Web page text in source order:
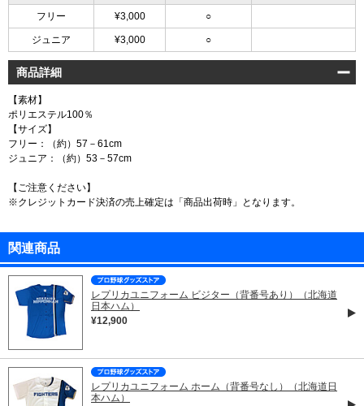
フリー ¥3,000 ○
ジュニア ¥3,000 ○
商品詳細
【素材】
ポリエステル100％
【サイズ】
フリー：（約）57－61cm
ジュニア：（約）53－57cm
【ご注意ください】
※クレジットカード決済の売上確定は「商品出荷時」となります。
関連商品
レプリカユニフォーム ビジター（背番号あり）（北海道
日本ハム）
¥12,900
レプリカユニフォーム ホーム（背番号なし）（北海道日
本ハム）